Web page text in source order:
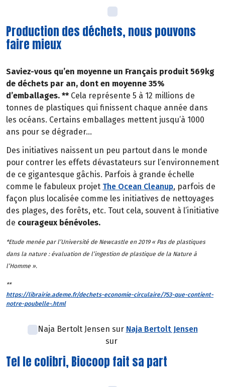
Production des déchets, nous pouvons
faire mieux
Saviez-vous qu’en moyenne un Français produit 569kg
de déchets par an, dont en moyenne 35%
d’emballages. ** Cela représente 5 à 12 millions de
tonnes de plastiques qui finissent chaque année dans
les océans. Certains emballages mettent jusqu’à 1000
ans pour se dégrader…
Des initiatives naissent un peu partout dans le monde
pour contrer les effets dévastateurs sur l’environnement
de ce gigantesque gâchis. Parfois à grande échelle
comme le fabuleux projet The Ocean Cleanup, parfois de
façon plus localisée comme les initiatives de nettoyages
des plages, des forêts, etc. Tout cela, souvent à l’initiative
de courageux bénévoles.
*Etude menée par l’Université de Newcastle en 2019 « Pas de plastiques
dans la nature : évaluation de l’ingestion de plastique de la Nature à
l’Homme ».
**
https://librairie.ademe.fr/dechets-economie-circulaire/753-que-contient-
notre-poubelle-.html
Naja Bertolt Jensen sur Naja Bertolt Jensen
sur
Tel le colibri, Biocoop fait sa part